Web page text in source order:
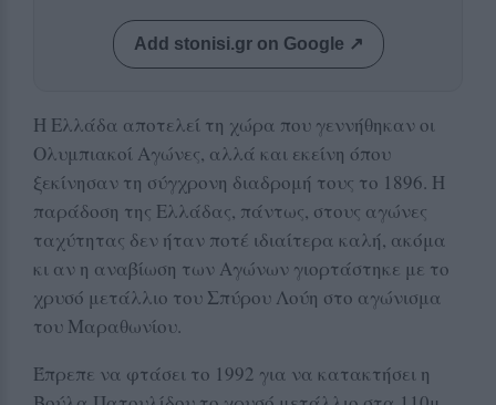
Add stonisi.gr on Google ↗
H Ελλάδα αποτελεί τη χώρα που γεννήθηκαν οι
Ολυμπιακοί Αγώνες, αλλά και εκείνη όπου
ξεκίνησαν τη σύγχρονη διαδρομή τους το 1896. Η
παράδοση της Ελλάδας, πάντως, στους αγώνες
ταχύτητας δεν ήταν ποτέ ιδιαίτερα καλή, ακόμα
κι αν η αναβίωση των Αγώνων γιορτάστηκε με το
χρυσό μετάλλιο του Σπύρου Λούη στο αγώνισμα
του Μαραθωνίου.
Έπρεπε να φτάσει το 1992 για να κατακτήσει η